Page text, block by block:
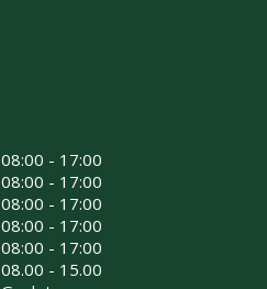
08:00 - 17:00
08:00 - 17:00
08:00 - 17:00
08:00 - 17:00
08:00 - 17:00
08.00 - 15.00